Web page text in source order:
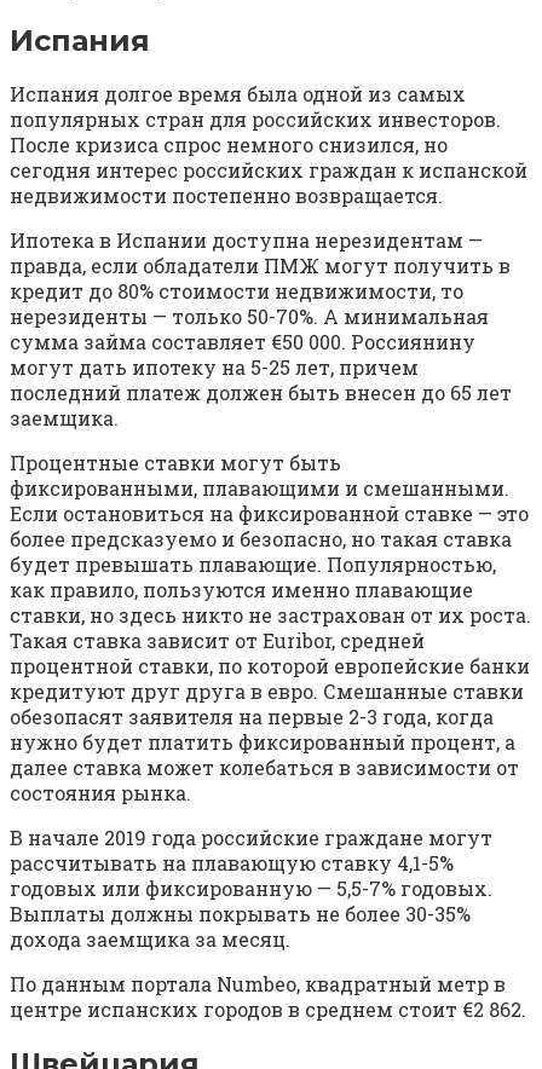
Испания
Испания долгое время была одной из самых
популярных стран для российских инвесторов.
После кризиса спрос немного снизился, но
сегодня интерес российских граждан к испанской
недвижимости постепенно возвращается.
Ипотека в Испании доступна нерезидентам —
правда, если обладатели ПМЖ могут получить в
кредит до 80% стоимости недвижимости, то
нерезиденты — только 50-70%. А минимальная
сумма займа составляет €50 000. Россиянину
могут дать ипотеку на 5-25 лет, причем
последний платеж должен быть внесен до 65 лет
заемщика.
Процентные ставки могут быть
фиксированными, плавающими и смешанными.
Если остановиться на фиксированной ставке — это
более предсказуемо и безопасно, но такая ставка
будет превышать плавающие. Популярностью,
как правило, пользуются именно плавающие
ставки, но здесь никто не застрахован от их роста.
Такая ставка зависит от Euribor, средней
процентной ставки, по которой европейские банки
кредитуют друг друга в евро. Смешанные ставки
обезопасят заявителя на первые 2-3 года, когда
нужно будет платить фиксированный процент, а
далее ставка может колебаться в зависимости от
состояния рынка.
В начале 2019 года российские граждане могут
рассчитывать на плавающую ставку 4,1-5%
годовых или фиксированную — 5,5-7% годовых.
Выплаты должны покрывать не более 30-35%
дохода заемщика за месяц.
По данным портала Numbeo, квадратный метр в
центре испанских городов в среднем стоит €2 862.